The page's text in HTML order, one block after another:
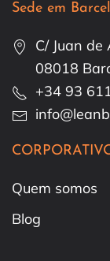
Sede em
C/ Juan de
08018
+34 93
Quem somos
Blog